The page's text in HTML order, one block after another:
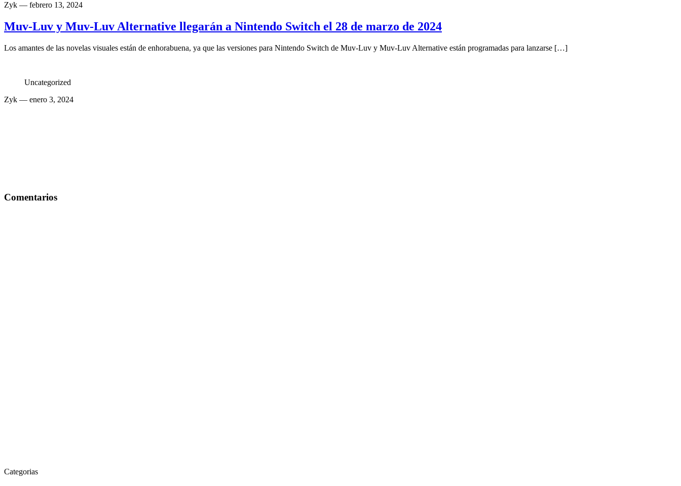
Zyk — febrero 13, 2024
Muv-Luv y Muv-Luv Alternative llegarán a Nintendo Switch el 28 de marzo de 2024
Los amantes de las novelas visuales están de enhorabuena, ya que las versiones para Nintendo Switch de Muv-Luv y Muv-Luv Alternative están programadas para lanzarse […]
Uncategorized
Zyk — enero 3, 2024
Comentarios
Categorias